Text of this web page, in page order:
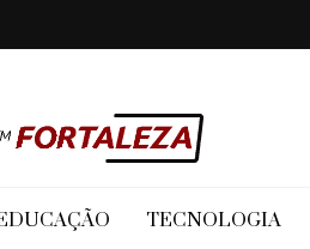
em Fortaleza
TECNOLOGIA